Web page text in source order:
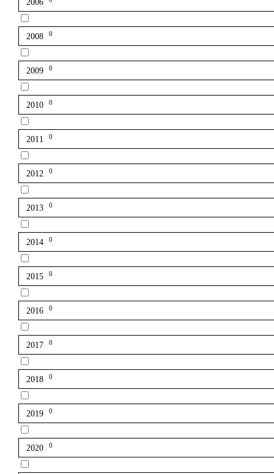
2006
2008 0
2009 0
2010 0
2011 0
2012 0
2013 0
2014 0
2015 0
2016 0
2017 0
2018 0
2019 0
2020 0